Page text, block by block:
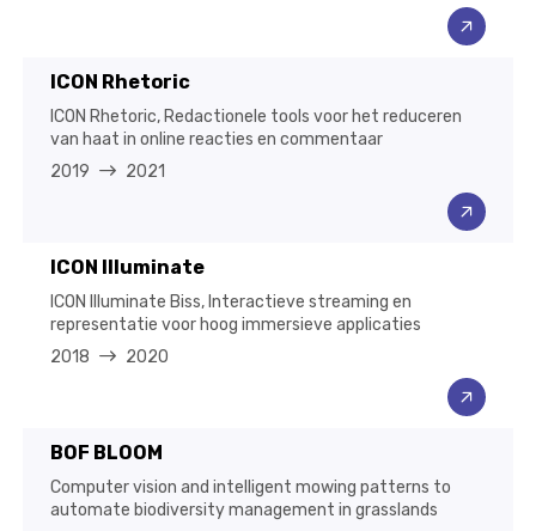
ICON Rhetoric
ICON Rhetoric, Redactionele tools voor het reduceren
van haat in online reacties en commentaar
2019
2021
ICON Illuminate
ICON Illuminate Biss, Interactieve streaming en
representatie voor hoog immersieve applicaties
2018
2020
BOF BLOOM
Computer vision and intelligent mowing patterns to
automate biodiversity management in grasslands